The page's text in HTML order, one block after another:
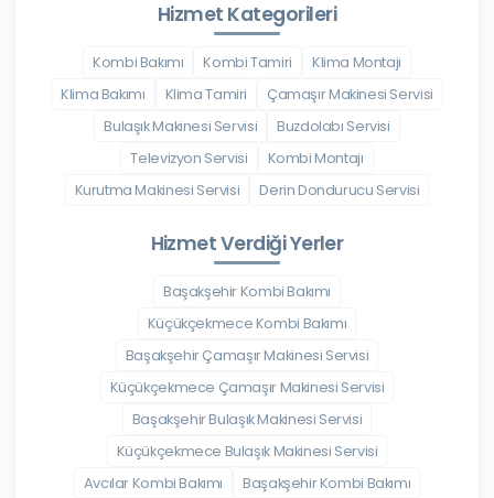
Hizmet Kategorileri
Kombi Bakımı Kombi Tamiri
Klima Montajı
Klima Bakımı
Klima Tamiri
Çamaşır Makinesi Servisi
Bulaşık Makinesi Servisi
Buzdolabı Servisi
Televizyon Servisi
Kombi Montajı
Kurutma Makinesi Servisi
Derin Dondurucu Servisi
Hizmet Verdiği Yerler
Başakşehir Kombi Bakımı
Küçükçekmece Kombi Bakımı
Başakşehir Çamaşır Makinesi Servisi
Küçükçekmece Çamaşır Makinesi Servisi
Başakşehir Bulaşık Makinesi Servisi
Küçükçekmece Bulaşık Makinesi Servisi
Avcılar Kombi Bakımı
Başakşehir Kombi Bakımı